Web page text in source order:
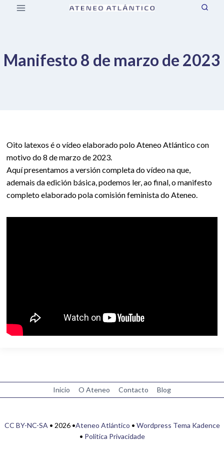
Saltar
Manifesto 8 de marzo de 2023
Oito latexos é o vídeo elaborado polo Ateneo Atlántico con
motivo do 8 de marzo de 2023.
Aquí presentamos a versión completa do vídeo na que,
ademais da edición básica, podemos ler, ao final, o manifesto
completo elaborado pola comisión feminista do Ateneo.
Inicio O Ateneo Contacto Blog
CC BY-NC-SA • 2026 •Ateneo Atlántico • Wordpress Tema Kadence
• Política Privacidade